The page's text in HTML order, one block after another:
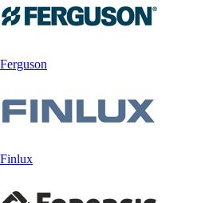
Ferguson
Finlux